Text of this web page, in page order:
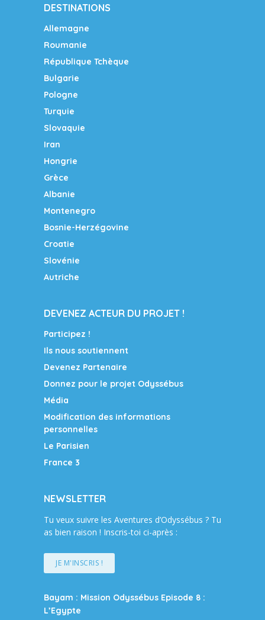
DESTINATIONS
Allemagne
Roumanie
République Tchèque
Bulgarie
Pologne
Turquie
Slovaquie
Iran
Hongrie
Grèce
Albanie
Montenegro
Bosnie-Herzégovine
Croatie
Slovénie
Autriche
DEVENEZ ACTEUR DU PROJET !
Participez !
Ils nous soutiennent
Devenez Partenaire
Donnez pour le projet Odyssébus
Média
Modification des informations
personnelles
Le Parisien
France 3
NEWSLETTER
Tu veux suivre les Aventures d’Odyssébus ? Tu
as bien raison ! Inscris-toi ci-après :
JE M'INSCRIS !
Bayam : Mission Odyssébus Episode 8 :
L’Egypte